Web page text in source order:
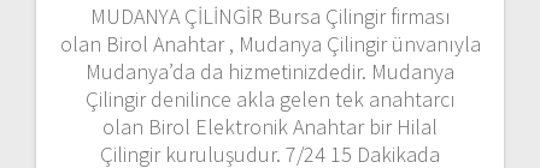
MUDANYA ÇİLİNGİR Bursa Çilingir firması
olan Birol Anahtar , Mudanya Çilingir ünvanıyla
Mudanya’da da hizmetinizdedir. Mudanya
Çilingir denilince akla gelen tek anahtarcı
olan Birol Elektronik Anahtar bir Hilal
Çilingir kuruluşudur. 7/24 15 Dakikada